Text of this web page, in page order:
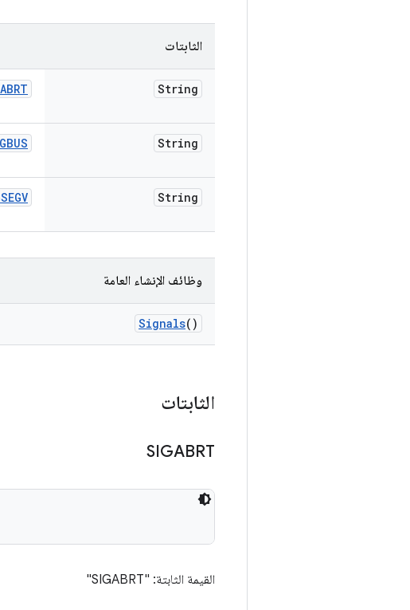
الثابتات
String
String
String
وظائف الإنشاء العامة
Signals()
الثابتات
SIGABRT
القيمة الثابتة: "SIGABRT"